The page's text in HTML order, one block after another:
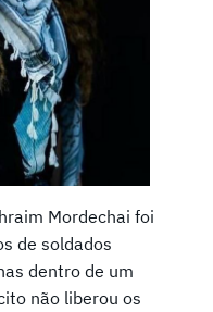
Mordechai foi
de soldados
dentro de um
não liberou os